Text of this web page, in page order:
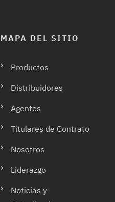
MAPA DEL SITIO
Productos
Distribuidores
Agentes
Titulares de Contrato
Nosotros
Liderazgo
Noticias y